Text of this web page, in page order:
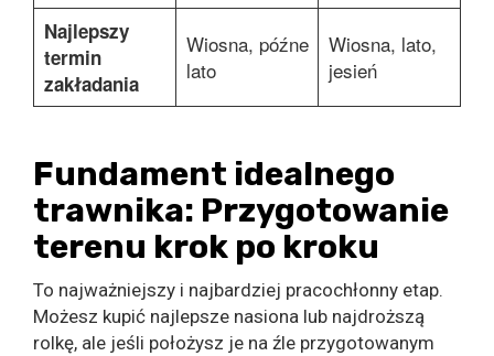
Najlepszy
termin
zakładania
Wiosna, późne
lato
Wiosna, lato,
jesień
Fundament idealnego
trawnika: Przygotowanie
terenu krok po kroku
To najważniejszy i najbardziej pracochłonny etap.
Możesz kupić najlepsze nasiona lub najdroższą
rolkę, ale jeśli położysz je na źle przygotowanym